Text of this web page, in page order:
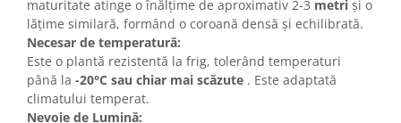
maturitate atinge o înălțime de aproximativ 2-3 metri și o
lățime similară, formând o coroană densă și echilibrată.
Necesar de temperatură:
Este o plantă rezistentă la frig, tolerând temperaturi
până la -20°C sau chiar mai scăzute . Este adaptată
climatului temperat.
Nevoie de Lumină: